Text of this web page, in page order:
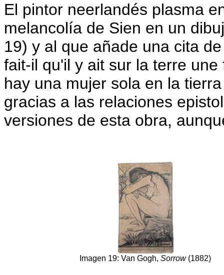
El pintor neerlandés plasma
melancolía de Sien en un
19) y al que añade una cita
fait-il qu'il y ait sur la terre
hay una mujer sola en la
gracias a las relaciones
versiones de esta obra,
Imagen 19: Van Gogh,Sorrow(1882)